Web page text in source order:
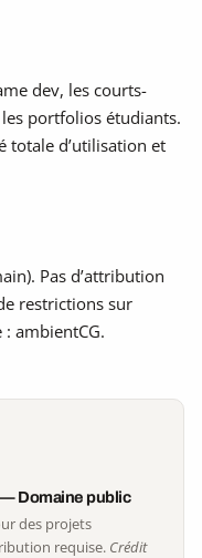
dev, les courts-
portfolios étudiants.
totale d’utilisation et
Pas d’attribution
restrictions sur
: ambientCG.
Domaine public
des projets
requise. Crédit